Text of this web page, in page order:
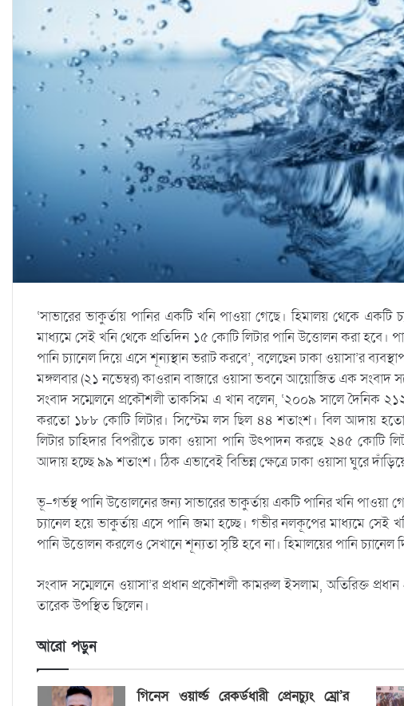
‘সাভারের ভাকুর্তায় পানির একটি খনি পাওয়া গেছে। হিমালয় থেকে
মাধ্যমে সেই খনি থেকে প্রতিদিন ১৫ কোটি লিটার পানি উত্তোলন করা হবে।
পানি চ্যানেল দিয়ে এসে শূন্যস্থান ভরাট করবে’, বলেছেন ঢাকা ওয়াসা’র
মঙ্গলবার (২১ নভেম্বর) কাওরান বাজারে ওয়াসা ভবনে আয়োজিত এক সংবাদ
সংবাদ সম্মেলনে প্রকৌশলী তাকসিম এ খান বলেন, ‘২০০৯ সালে দৈনিক ২১২
করতো ১৮৮ কোটি লিটার। সিস্টেম লস ছিল ৪৪ শতাংশ। বিল আদায়
লিটার চাহিদার বিপরীতে ঢাকা ওয়াসা পানি উৎপাদন করছে ২৪৫ কোটি
আদায় হচ্ছে ৯৯ শতাংশ। ঠিক এভাবেই বিভিন্ন ক্ষেত্রে ঢাকা ওয়াসা ঘুরে
ভূ-গর্ভস্থ পানি উত্তোলনের জন্য সাভারের ভাকুর্তায় একটি পানির খনি
চ্যানেল হয়ে ভাকুর্তায় এসে পানি জমা হচ্ছে। গভীর নলকূপের মাধ্যমে সেই
পানি উত্তোলন করলেও সেখানে শূন্যতা সৃষ্টি হবে না। হিমালয়ের পানি চ্যানেল
সংবাদ সম্মেলনে ওয়াসা’র প্রধান প্রকৌশলী কামরুল ইসলাম, অতিরিক্ত
তারেক উপস্থিত ছিলেন।
আরো পড়ুন
গিনেস ওয়ার্ল্ড রেকর্ডধারী প্রেনচ্যুং ম্রো’র